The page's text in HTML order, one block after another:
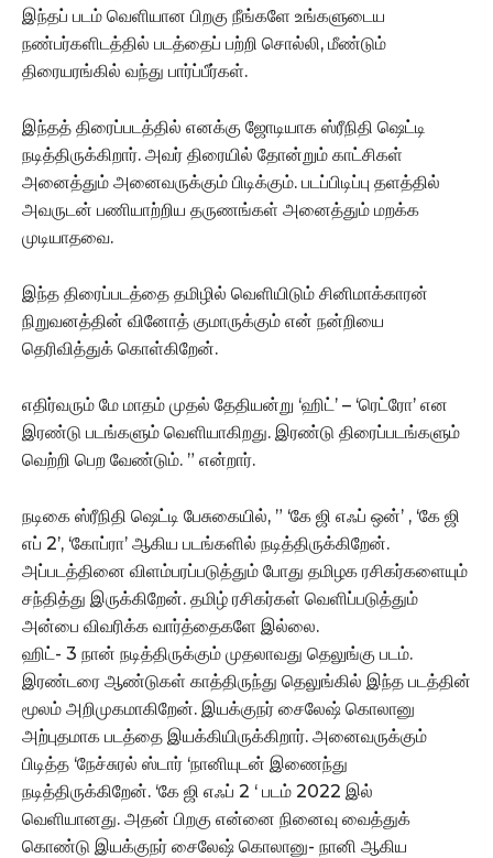
இந்தப் படம் வெளியான பிறகு நீங்களே உங்களுடைய
நண்பர்களிடத்தில் படத்தைப் பற்றி சொல்லி, மீண்டும்
திரையரங்கில் வந்து பார்ப்பீர்கள்.
இந்தத் திரைப்படத்தில் எனக்கு ஜோடியாக ஸ்ரீநிதி ஷெட்டி
நடித்திருக்கிறார். அவர் திரையில் தோன்றும் காட்சிகள்
அனைத்தும் அனைவருக்கும் பிடிக்கும். படப்பிடிப்பு தளத்தில்
அவருடன் பணியாற்றிய தருணங்கள் அனைத்தும் மறக்க
முடியாதவை.
இந்த திரைப்படத்தை தமிழில் வெளியிடும் சினிமாக்காரன்
நிறுவனத்தின் வினோத் குமாருக்கும் என் நன்றியை
தெரிவித்துக் கொள்கிறேன்.
எதிர்வரும் மே மாதம் முதல் தேதியன்று ‘ஹிட்’ – ‘ரெட்ரோ’ என
இரண்டு படங்களும் வெளியாகிறது. இரண்டு திரைப்படங்களும்
வெற்றி பெற வேண்டும். ” என்றார்.
நடிகை ஸ்ரீநிதி ஷெட்டி பேசுகையில், ” ‘கே ஜி எஃப் ஒன்’ , ‘கே ஜி
எப் 2’, ‘கோப்ரா’ ஆகிய படங்களில் நடித்திருக்கிறேன்.
அப்படத்தினை விளம்பரப்படுத்தும் போது தமிழக ரசிகர்களையும்
சந்தித்து இருக்கிறேன். தமிழ் ரசிகர்கள் வெளிப்படுத்தும்
அன்பை விவரிக்க வார்த்தைகளே இல்லை.
ஹிட்- 3 நான் நடித்திருக்கும் முதலாவது தெலுங்கு படம்.‌
இரண்டரை ஆண்டுகள் காத்திருந்து தெலுங்கில் இந்த படத்தின்
மூலம் அறிமுகமாகிறேன். இயக்குநர் சைலேஷ் கொலானு
அற்புதமாக படத்தை இயக்கியிருக்கிறார். அனைவருக்கும்
பிடித்த ‘நேச்சுரல் ஸ்டார் ‘நானியுடன் இணைந்து
நடித்திருக்கிறேன். ‘கே ஜி எஃப் 2 ‘ படம் 2022 இல்
வெளியானது. அதன் பிறகு என்னை நினைவு வைத்துக்
கொண்டு இயக்குநர் சைலேஷ் கொலானு- நானி ஆகிய